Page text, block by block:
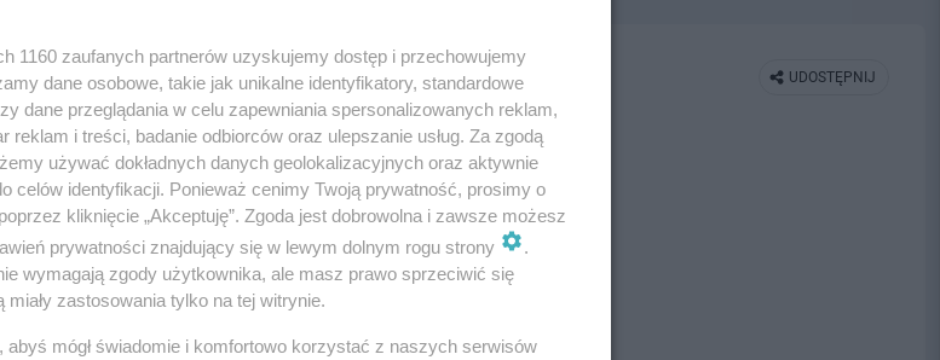
UDOSTĘPNIJ
83-110 Tczew
1160 zaufanych partnerów uzyskujemy dostęp i przechowujemy
dane osobowe, takie jak unikalne identyfikatory, standardowe
dane przeglądania w celu zapewniania spersonalizowanych reklam,
i treści, badanie odbiorców oraz ulepszanie usług. Za zgodą
używać dokładnych danych geolokalizacyjnych oraz aktywnie
celów identyfikacji. Ponieważ cenimy Twoją prywatność, prosimy o
kliknięcie „Akceptuję”. Zgoda jest dobrowolna i zawsze możesz
prywatności znajdujący się w lewym dolnym rogu strony
.
wymagają zgody użytkownika, ale masz prawo sprzeciwić się
zastosowania tylko na tej witrynie.
mógł świadomie i komfortowo korzystać z naszych serwisów